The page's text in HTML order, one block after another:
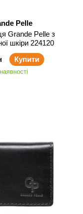
Pelle
Grande Pelle з
шкіри 224120
Купити